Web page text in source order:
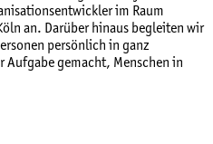
im Raum
an. Darüber hinaus begleiten wir
persönlich in ganz
Aufgabe gemacht, Menschen in